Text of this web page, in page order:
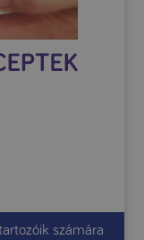
számára